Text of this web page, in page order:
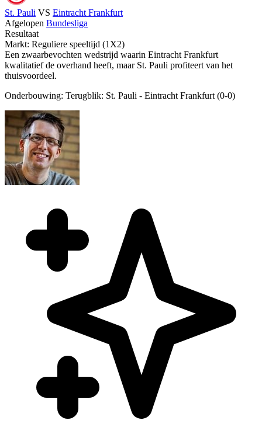
St. Pauli VS Eintracht Frankfurt
Afgelopen Bundesliga
Resultaat
Markt: Reguliere speeltijd (1X2)
Een zwaarbevochten wedstrijd waarin Eintracht Frankfurt
kwalitatief de overhand heeft, maar St. Pauli profiteert van het
thuisvoordeel.
Onderbouwing: Terugblik: St. Pauli - Eintracht Frankfurt (0-0)